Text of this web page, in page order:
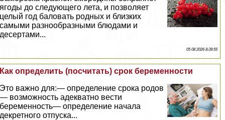
ягоды до следующего лета, и позволяет
целый год баловать родных и близких
самыми разнообразными блюдами и
десертами...
05 08 2026 8:39:55
Как определить (посчитать) срок беременности
Это важно для:— определение срока родов
— возможность адекватно вести
беременность— определение начала
декретного отпуска...